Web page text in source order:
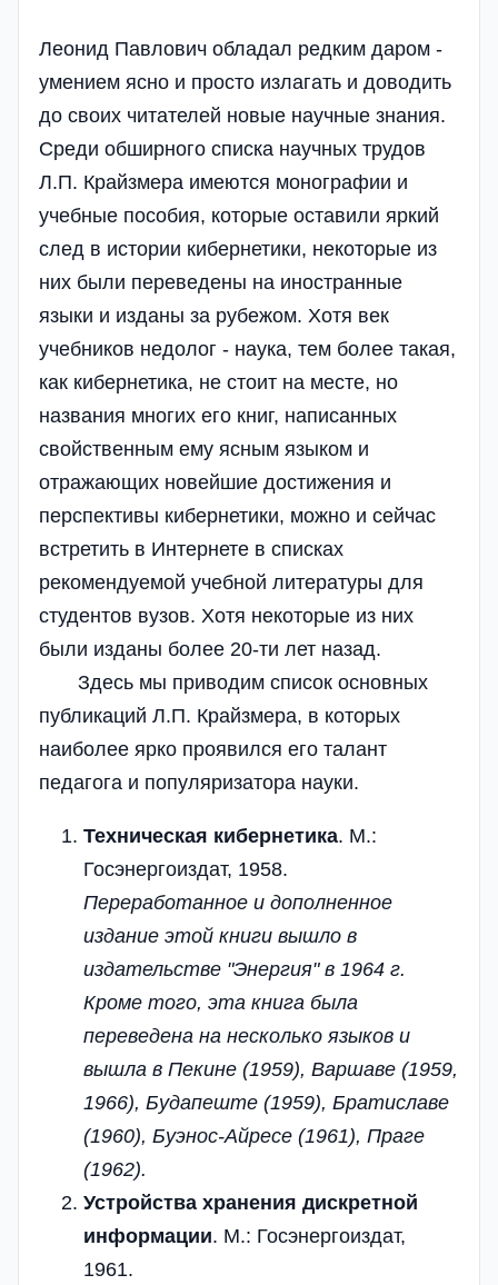
Леонид Павлович обладал редким даром -
умением ясно и просто излагать и доводить
до своих читателей новые научные знания.
Среди обширного списка научных трудов
Л.П. Крайзмера имеются монографии и
учебные пособия, которые оставили яркий
след в истории кибернетики, некоторые из
них были переведены на иностранные
языки и изданы за рубежом. Хотя век
учебников недолог - наука, тем более такая,
как кибернетика, не стоит на месте, но
названия многих его книг, написанных
свойственным ему ясным языком и
отражающих новейшие достижения и
перспективы кибернетики, можно и сейчас
встретить в Интернете в списках
рекомендуемой учебной литературы для
студентов вузов. Хотя некоторые из них
были изданы более 20-ти лет назад.
Здесь мы приводим список основных
публикаций Л.П. Крайзмера, в которых
наиболее ярко проявился его талант
педагога и популяризатора науки.
Техническая кибернетика. М.:
Госэнергоиздат, 1958.
Переработанное и дополненное
издание этой книги вышло в
издательстве "Энергия" в 1964 г.
Кроме того, эта книга была
переведена на несколько языков и
вышла в Пекине (1959), Варшаве (1959,
1966), Будапеште (1959), Братиславе
(1960), Буэнос-Айресе (1961), Праге
(1962).
Устройства хранения дискретной
информации. М.: Госэнергоиздат,
1961.